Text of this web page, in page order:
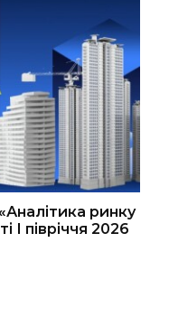
ринку
І півріччя 2026